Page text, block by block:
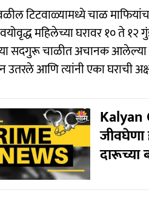
टिटवाळ्यामध्ये चाळ
महिलेच्या घरावर १० ते
सदगुरू चाळीत अचानक आलेल्या
आणि त्यांनी एका घराची
Kalyan
जीवघेणा
दारूच्या